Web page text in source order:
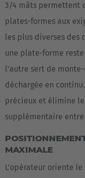
EUROPE
Belgium
Nederlands
3/4 mâts permettent
plates-formes aux
les plus diverses des
une plate-forme
l'autre sert de
déchargée en
précieux et élimine
supplémentaire
MAXIMALE
L'opérateur oriente